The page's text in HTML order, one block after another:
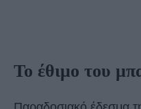
Το έθιμο του